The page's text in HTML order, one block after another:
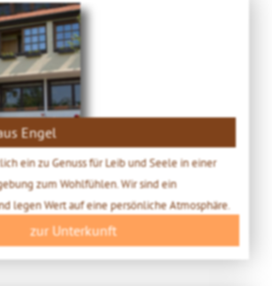
Engel
ein zu Genuss für Leib und Seele in einer
zum Wohlfühlen. Wir sind ein
legen Wert auf eine persönliche Atmosphäre.
zur Unterkunft